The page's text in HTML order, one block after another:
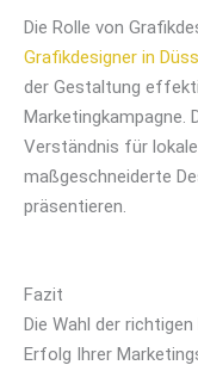
Die Rolle von
Grafikdesigner in
der Gestaltung
Marketingkampagne.
Verständnis für
maßgeschneiderte
präsentieren.
Fazit
Die Wahl der
Erfolg Ihrer